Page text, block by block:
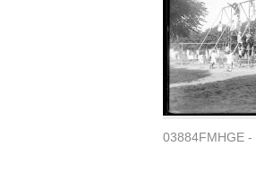
03884FMHGE -